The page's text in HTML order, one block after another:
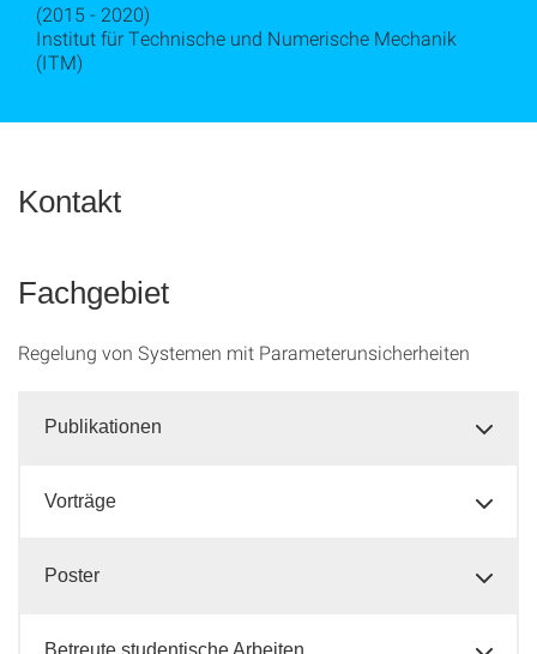
(2015 - 2020)
Institut für Technische und Numerische Mechanik
(ITM)
Kontakt
Fachgebiet
Regelung von Systemen mit Parameterunsicherheiten
Publikationen
Vorträge
Poster
Betreute studentische Arbeiten